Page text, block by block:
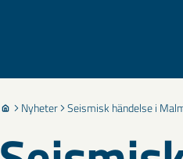
Nyheter Seismisk händelse i